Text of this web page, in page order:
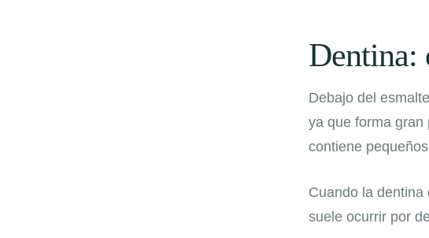
Dentina:
Debajo del
ya que forma gran
contiene
Cuando la
suele ocurrir por